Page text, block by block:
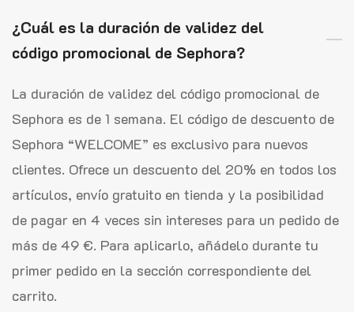
¿Cuál es la duración de validez del
código promocional de Sephora?
La duración de validez del código promocional de
Sephora es de 1 semana. El código de descuento de
Sephora “WELCOME” es exclusivo para nuevos
clientes. Ofrece un descuento del 20% en todos los
artículos, envío gratuito en tienda y la posibilidad
de pagar en 4 veces sin intereses para un pedido de
más de 49 €. Para aplicarlo, añádelo durante tu
primer pedido en la sección correspondiente del
carrito.